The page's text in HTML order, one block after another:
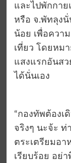
และไปพักกาย
หรือ จ.พัทลุงนั่
น้อย เพื่อควา
เที่ยว โดยหม
แสงแรกอันสว
ได้นั่นเอง
“กองทัพต้องเ
จริงๆ นะจ้ะ ท่
ตระเตรียมอา
เรียบร้อย อย่